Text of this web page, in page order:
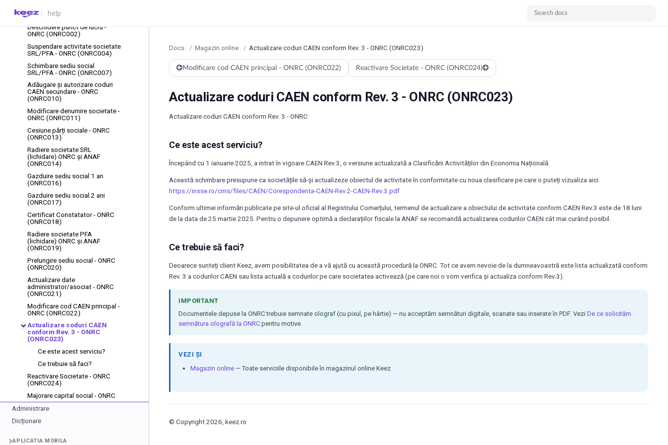
(ONRC001)
Deschidere punct de lucru -
ONRC (ONRC002)
Suspendare activitate societate
SRL/PFA - ONRC (ONRC004)
Schimbare sediu social
SRL/PFA - ONRC (ONRC007)
Adăugare și autorizare coduri
CAEN secundare - ONRC
(ONRC010)
Modificare denumire societate -
ONRC (ONRC011)
Cesiune părți sociale - ONRC
(ONRC013)
Radiere societate SRL
(lichidare) ONRC și ANAF
(ONRC014)
Gazduire sediu social 1 an
(ONRC016)
Gazduire sediu social 2 ani
(ONRC017)
Certificat Constatator - ONRC
(ONRC018)
Radiere societate PFA
(lichidare) ONRC și ANAF
(ONRC019)
Prelungire sediu social - ONRC
(ONRC020)
Actualizare date
administrator/asociat - ONRC
(ONRC021)
Modificare cod CAEN principal -
ONRC (ONRC022)
Actualizare coduri CAEN
conform Rev. 3 - ONRC
(ONRC023)
Ce este acest serviciu?
Ce trebuie să faci?
Reactivare Societate - ONRC
(ONRC024)
Majorare capital social - ONRC
Administrare
Dicționare
APLICATIA MOBILA
Docs / Magazin online / Actualizare coduri CAEN conform Rev. 3 - ONRC (ONRC023)
Reactivare Societate - ONRC (ONRC024)
Modificare cod CAEN principal - ONRC (ONRC022)
Actualizare coduri CAEN conform Rev. 3 - ONRC (ONRC023)
Actualizare coduri CAEN conform Rev. 3 - ONRC
Ce este acest serviciu?
Începând cu 1 ianuarie 2025, a intrat în vigoare CAEN Rev.3, o versiune actualizată a Clasificării Activităților din Economia Națională.
Această schimbare presupune ca societățile să-și actualizeze obiectul de activitate în conformitate cu noua clasificare pe care o puteți vizualiza aici:
https://insse.ro/cms/files/CAEN/Corespondenta-CAEN-Rev.2-CAEN-Rev.3.pdf
Conform ultimei informări publicate pe site-ul oficial al Registrului Comerțului, termenul de actualizare a obiectului de activitate conform CAEN Rev.3 este de 18 luni
de la data de 25 martie 2025. Pentru o depunere optimă a declarațiilor fiscale la ANAF se recomandă actualizarea codurilor CAEN cât mai curând posibil.
Ce trebuie să faci?
Deoarece sunteți client Keez, avem posibilitatea de a vă ajută cu această procedură la ONRC. Tot ce avem nevoie de la dumneavoastră este lista actualizată conform
Rev. 3 a codurilor CAEN sau lista actuală a codurilor pe care societatea activează (pe care noi o vom verifica și actualiza conform Rev.3).
IMPORTANT
Documentele depuse la ONRC trebuie semnate olograf (cu pixul, pe hârtie) — nu acceptăm semnături digitale, scanate sau inserate în PDF. Vezi De ce solicităm
semnătura olografă la ONRC pentru motive.
VEZI ȘI
Magazin online — Toate serviciile disponibile în magazinul online Keez
© Copyright 2026, keez.ro